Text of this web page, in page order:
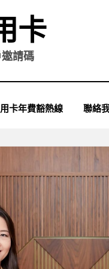
卡
請碼
卡年費豁熱線 聯絡